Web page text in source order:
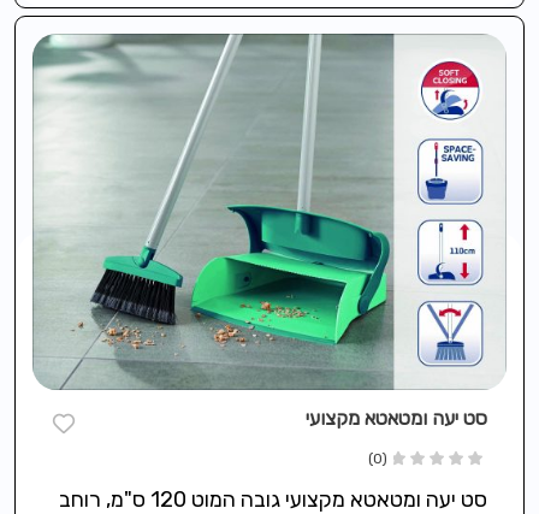
סט יעה ומטאטא מקצועי
(0)
סט יעה ומטאטא מקצועי גובה המוט 120 ס"מ, רוחב